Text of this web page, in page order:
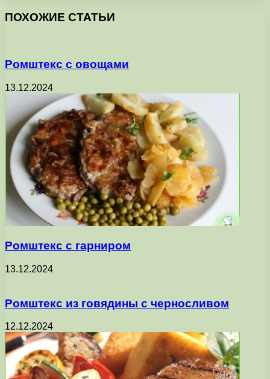
ПОХОЖИЕ СТАТЬИ
Ромштекс с овощами
13.12.2024
Ромштекс с гарниром
13.12.2024
Ромштекс из говядины с черносливом
12.12.2024